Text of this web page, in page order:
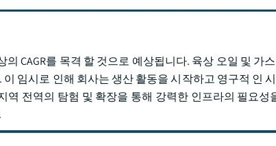
의 CAGR를 목격 할 것으로 예상됩니다. 육상 오일 및 가
임시로 인해 회사는 생산 활동을 시작하고 영구적 인
역 전역의 탐험 및 확장을 통해 강력한 인프라의 필요